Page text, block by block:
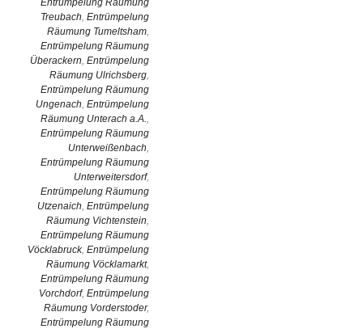
Entrümpelung Räumung
Treubach, Entrümpelung
Räumung Tumeltsham,
Entrümpelung Räumung
Überackern, Entrümpelung
Räumung Ulrichsberg,
Entrümpelung Räumung
Ungenach, Entrümpelung
Räumung Unterach a.A.,
Entrümpelung Räumung
Unterweißenbach,
Entrümpelung Räumung
Unterweitersdorf,
Entrümpelung Räumung
Utzenaich, Entrümpelung
Räumung Vichtenstein,
Entrümpelung Räumung
Vöcklabruck, Entrümpelung
Räumung Vöcklamarkt,
Entrümpelung Räumung
Vorchdorf, Entrümpelung
Räumung Vorderstoder,
Entrümpelung Räumung